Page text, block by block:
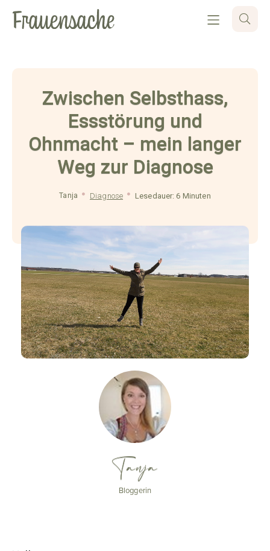
Zwischen Selbsthass,
Essstörung und
Ohnmacht – mein langer
Weg zur Diagnose
Tanja Diagnose Lesedauer: 6 Minuten
Tanja
Bloggerin